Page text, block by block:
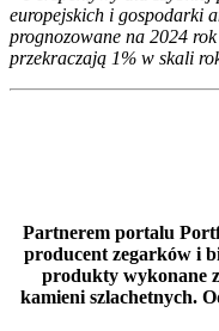
europejskich i gospodarki
prognozowane na 2024
przekraczają 1% w skali
Partnerem portalu
producent zegarków i
produkty wykonane
kamieni szlachetnych.